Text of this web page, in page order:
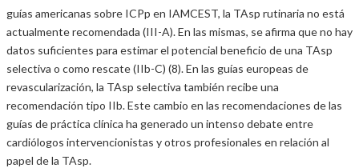
guías americanas sobre ICPp en IAMCEST, la TAsp rutinaria no está
actualmente recomendada (III-A). En las mismas, se afirma que no hay
datos suficientes para estimar el potencial beneficio de una TAsp
selectiva o como rescate (IIb-C) (8). En las guías europeas de
revascularización, la TAsp selectiva también recibe una
recomendación tipo IIb. Este cambio en las recomendaciones de las
guías de práctica clínica ha generado un intenso debate entre
cardiólogos intervencionistas y otros profesionales en relación al
papel de la TAsp.